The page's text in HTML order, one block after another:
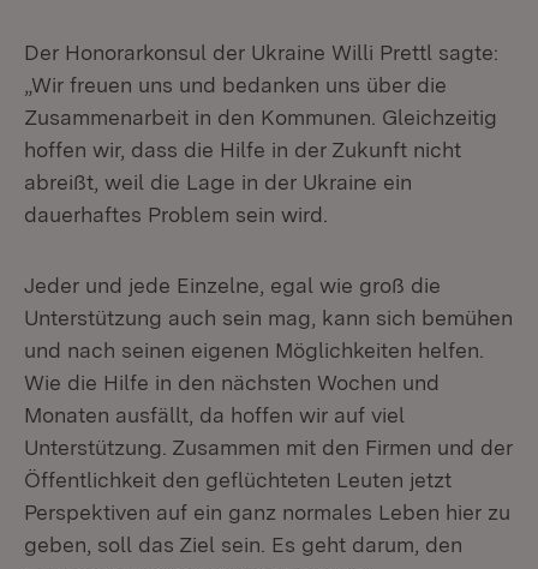
Der Honorarkonsul der Ukraine Willi Prettl sagte:
„Wir freuen uns und bedanken uns über die
Zusammenarbeit in den Kommunen. Gleichzeitig
hoffen wir, dass die Hilfe in der Zukunft nicht
abreißt, weil die Lage in der Ukraine ein
dauerhaftes Problem sein wird.
Jeder und jede Einzelne, egal wie groß die
Unterstützung auch sein mag, kann sich bemühen
und nach seinen eigenen Möglichkeiten helfen.
Wie die Hilfe in den nächsten Wochen und
Monaten ausfällt, da hoffen wir auf viel
Unterstützung. Zusammen mit den Firmen und der
Öffentlichkeit den geflüchteten Leuten jetzt
Perspektiven auf ein ganz normales Leben hier zu
geben, soll das Ziel sein. Es geht darum, den